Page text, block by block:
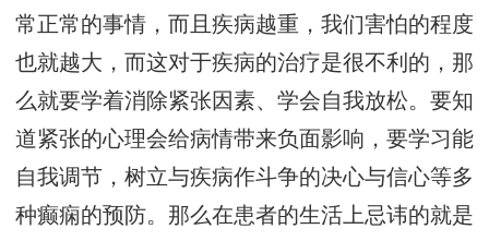
常正常的事情，而且疾病越重，我们害怕的程度
也就越大，而这对于疾病的治疗是很不利的，那
么就要学着消除紧张因素、学会自我放松。要知
道紧张的心理会给病情带来负面影响，要学习能
自我调节，树立与疾病作斗争的决心与信心等多
种癫痫的预防。那么在患者的生活上忌讳的就是